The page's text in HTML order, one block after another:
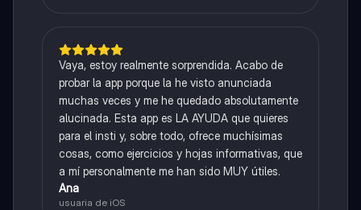
Vaya, estoy realmente sorprendida. Acabo de
probar la app porque la he visto anunciada
muchas veces y me he quedado absolutamente
alucinada. Esta app es LA AYUDA que quieres
para el insti y, sobre todo, ofrece muchísimas
cosas, como ejercicios y hojas informativas, que
a mí personalmente me han sido MUY útiles.
Ana
usuaria de iOS